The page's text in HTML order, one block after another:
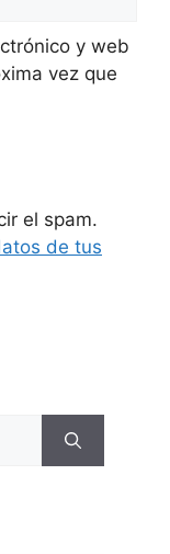
y web
vez que
el spam.
de tus